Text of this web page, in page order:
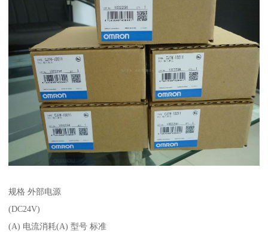
规格 外部电源
(DC24V)
(A) 电流消耗(A) 型号 标准